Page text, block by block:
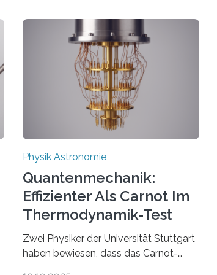
Physik Astronomie
Quantenmechanik:
Effizienter Als Carnot Im
Thermodynamik-Test
Zwei Physiker der Universität Stuttgart
haben bewiesen, dass das Carnot-